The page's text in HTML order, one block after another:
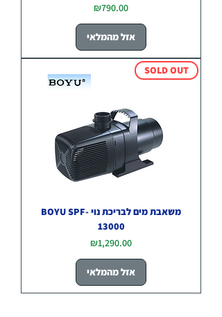
מחיר
₪790.00
אזל מהמלאי
SOLD OUT
משאבת מים לבריכת נוי BOYU SPF-
13000
מחיר
₪1,290.00
אזל מהמלאי